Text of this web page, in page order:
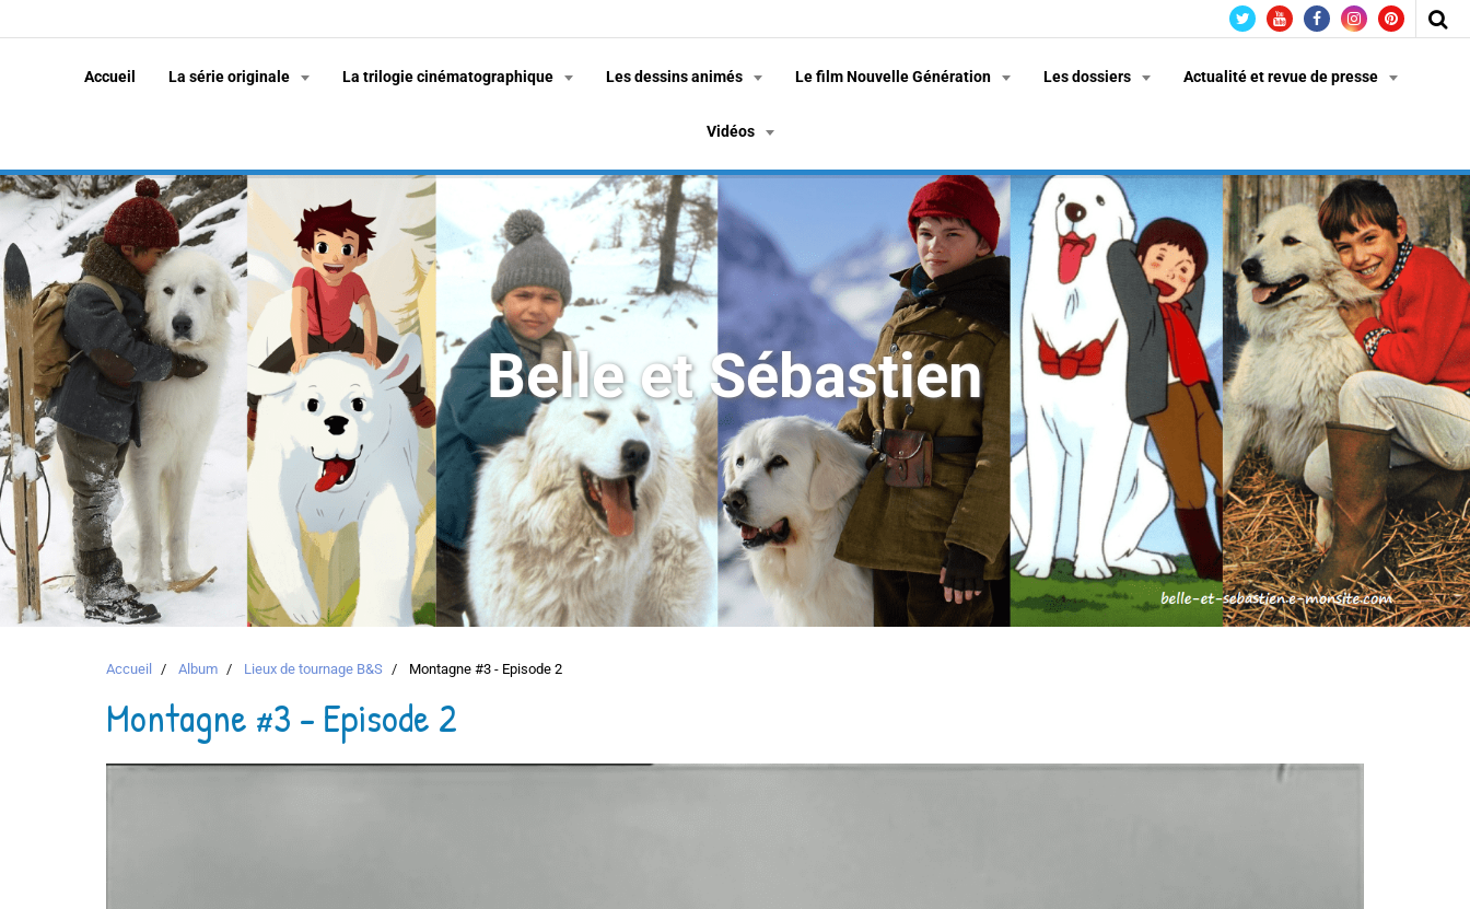
Accueil La série originale La trilogie cinématographique Les dessins animés Le film Nouvelle Génération Les dossiers Actualité et revue de presse
Vidéos
Belle et Sébastien
Accueil Album Lieux de tournage B&S Montagne #3 - Episode 2
Montagne #3 - Episode 2